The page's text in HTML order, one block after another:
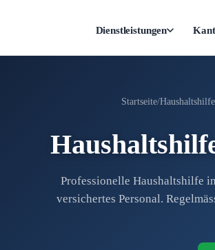
Dienstleistungen
Startseite
Professionelle Haushaltshilfe
versichertes Personal.